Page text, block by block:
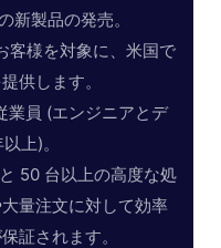
新製品の発売。
客様を対象に、米国で
供します。
業員 (エンジニアとデ
上)。
50 台以上の高度な処
量注文に対して効率
証されます。